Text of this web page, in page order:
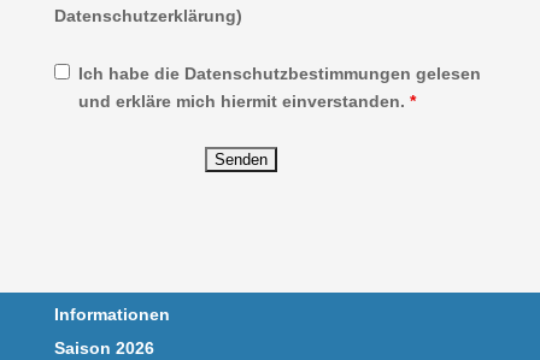
Datenschutzerklärung)
Ich habe die Datenschutzbestimmungen gelesen
und erkläre mich hiermit einverstanden. *
Informationen
Saison 2026